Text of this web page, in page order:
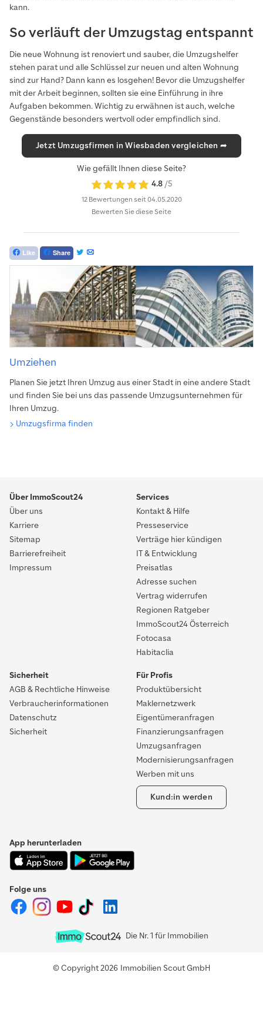
kann.
So verläuft der Umzugstag entspannt
Die neue Wohnung ist renoviert und sauber, die Umzugshelfer
stehen parat und alle Schlüssel zur neuen und alten Wohnung
sind zur Hand? Dann kann es losgehen! Bevor die Umzugshelfer
mit der Arbeit beginnen, sollten sie eine Einführung in ihre
Aufgaben bekommen. Wichtig zu erwähnen ist auch, welche
Gegenstände besonders wertvoll oder empfindlich sind.
Jetzt Umzugsfirmen in Wiesbaden vergleichen ➦
Wie gefällt Ihnen diese Seite?
4.8 /5
12 Bewertungen seit 04.05.2020
Bewerten Sie diese Seite
Like Share
Umziehen
Planen Sie jetzt Ihren Umzug aus einer Stadt in eine andere Stadt
und finden Sie bei uns das passende Umzugsunternehmen für
Ihren Umzug.
Umzugsfirma finden
Über ImmoScout24
Über uns
Karriere
Sitemap
Barrierefreiheit
Impressum
Services
Kontakt & Hilfe
Presseservice
Verträge hier kündigen
IT & Entwicklung
Preisatlas
Adresse suchen
Vertrag widerrufen
Regionen Ratgeber
ImmoScout24 Österreich
Fotocasa
Habitaclia
Sicherheit
AGB & Rechtliche Hinweise
Verbraucherinformationen
Datenschutz
Sicherheit
Für Profis
Produktübersicht
Maklernetzwerk
Eigentümeranfragen
Finanzierungsanfragen
Umzugsanfragen
Modernisierungsanfragen
Werben mit uns
Kund:in werden
App herunterladen
Folge uns
Die Nr. 1 für Immobilien
© Copyright 2026 Immobilien Scout GmbH